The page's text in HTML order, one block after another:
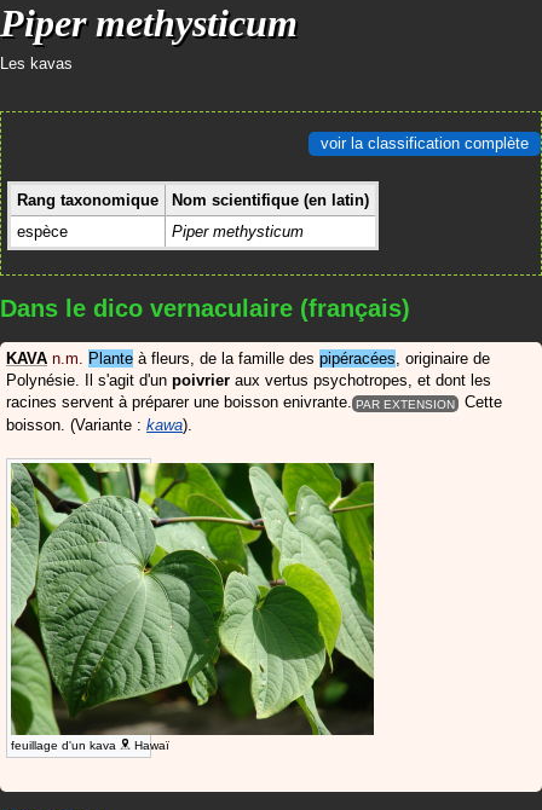
Piper methysticum
Les kavas
voir la classification complète
Rang taxonomique
Nom scientifique (en latin)
espèce
Piper methysticum
Dans le dico vernaculaire (français)
KAVA n.m. Plante à fleurs, de la famille des pipéracées, originaire de
Polynésie. Il s'agit d'un poivrier aux vertus psychotropes, et dont les
racines servent à préparer une boisson enivrante. PAR EXTENSION
Cette
boisson. (Variante : kawa).
feuillage d'un kava Hawaï